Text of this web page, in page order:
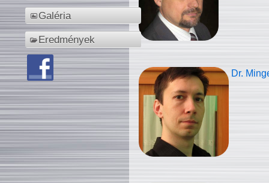
Galéria
Eredmények
Dr.